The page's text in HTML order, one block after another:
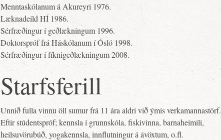
Menntaskólanum á Akureyri 1976.
Læknadeild HÍ 1986.
Sérfræðingur í geðlækningum 1996.
Doktorspróf frá Háskólanum í Ósló 1998.
Sérfræðingur í fíknigeðlækningum 2008.
Starfsferill
Unnið fulla vinnu öll sumur frá 11 ára aldri við ýmis verkamannastörf.
Eftir stúdentspróf; kennsla í grunnskóla, fiskivinna, barnaheimili,
heilsuvörubúð, yogakennsla, innflutningur á ávöxtum, o.fl.